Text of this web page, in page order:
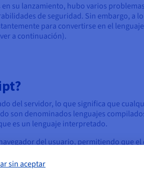
su lanzamiento, hubo varios
de seguridad. Sin embargo, a
para convertirse en el
a continuación).
del servidor, lo que significa que
son denominados lenguajes
es un lenguaje interpretado.
del usuario, permitiendo que
Permite a los desarrolladores
el «intermediario» (el servidor) se
sin aceptar